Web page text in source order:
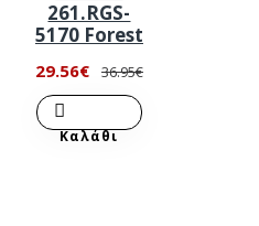
261.RGS-
5170 Forest
29.56€ 36.95€
Καλάθι